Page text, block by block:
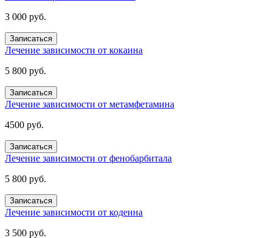
3 000 руб.
Записаться
Лечение зависимости от кокаина
5 800 руб.
Записаться
Лечение зависимости от метамфетамина
4500 руб.
Записаться
Лечение зависимости от фенобарбитала
5 800 руб.
Записаться
Лечение зависимости от кодеина
3 500 руб.